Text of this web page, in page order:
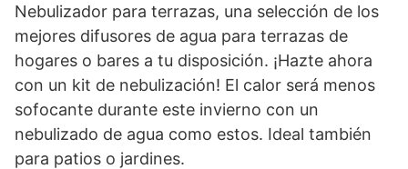
Nebulizador para terrazas, una selección de los
mejores difusores de agua para terrazas de
hogares o bares a tu disposición. ¡Hazte ahora
con un kit de nebulización! El calor será menos
sofocante durante este invierno con un
nebulizado de agua como estos. Ideal también
para patios o jardines.